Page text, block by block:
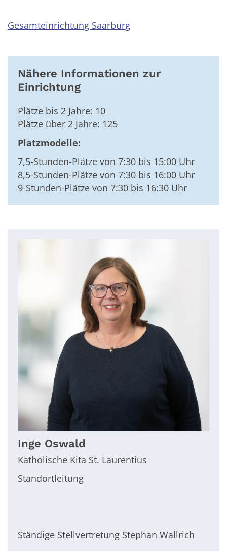
Gesamteinrichtung Saarburg
Nähere Informationen zur
Einrichtung
Plätze bis 2 Jahre: 10
Plätze über 2 Jahre: 125
Platzmodelle:
7,5-Stunden-Plätze von 7:30 bis 15:00 Uhr
8,5-Stunden-Plätze von 7:30 bis 16:00 Uhr
9-Stunden-Plätze von 7:30 bis 16:30 Uhr
Inge Oswald
Katholische Kita St. Laurentius
Standortleitung
Ständige Stellvertretung Stephan Wallrich